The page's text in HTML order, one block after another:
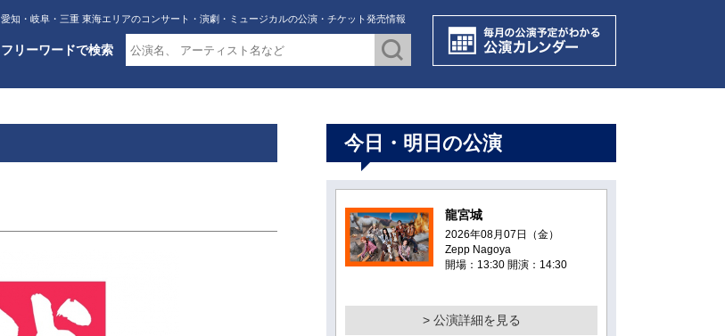
愛知・岐阜・三重 東海エリアのコンサート・演劇・ミュージカルの公演・チケット発売情報
フリーワードで検索
今日・明日の公演
龍宮城
2026年08月07日（金）
Zepp Nagoya
開場：13:30 開演：14:30
> 公演詳細を見る